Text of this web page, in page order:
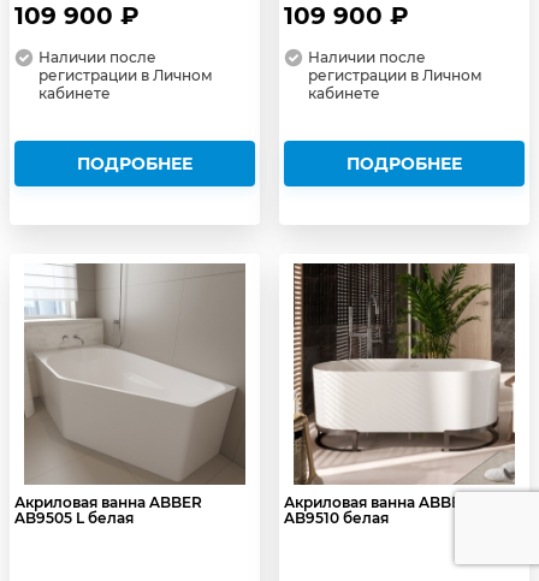
109 900 ₽
Наличии после
регистрации в Личном
кабинете
ПОДРОБНЕЕ
109 900 ₽
Наличии после
регистрации в Личном
кабинете
ПОДРОБНЕЕ
Акриловая ванна ABBER
AB9505 L белая
Акриловая ванна ABBER
AB9510 белая